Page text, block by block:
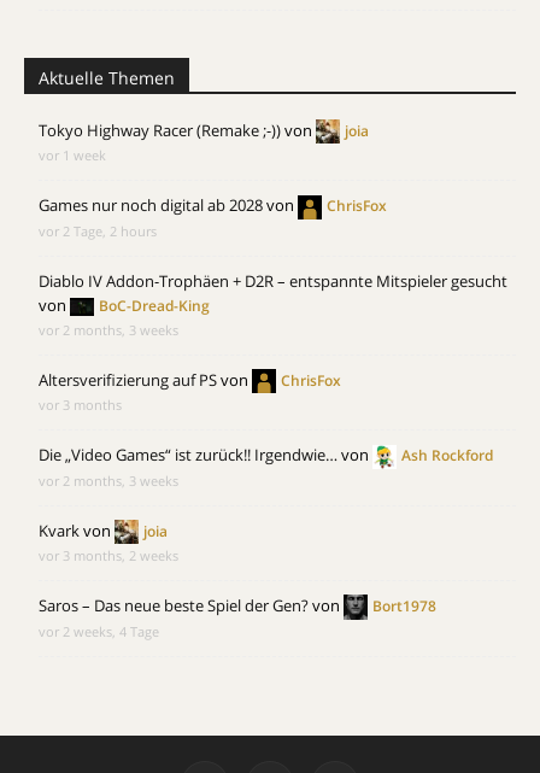
Aktuelle Themen
Tokyo Highway Racer (Remake ;-))von joia
vor 1 week
Games nur noch digital ab 2028von ChrisFox
vor 2 Tage, 2 hours
Diablo IV Addon-Trophäen + D2R – entspannte Mitspieler gesucht
von
BoC-Dread-King
vor 2 months, 3 weeks
Altersverifizierung auf PSvon ChrisFox
vor 3 months
Die „Video Games“ ist zurück!! Irgendwie…von Ash Rockford
vor 2 months, 3 weeks
Kvarkvon joia
vor 3 months, 2 weeks
Saros – Das neue beste Spiel der Gen?von Bort1978
vor 2 weeks, 4 Tage